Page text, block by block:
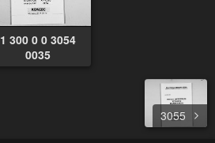
1 300 0 0 3054
0035
3055